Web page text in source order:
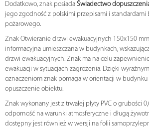
Dodatkowo, znak posiada Świadectwo
jego zgodność z polskimi przepisami i standardami
pożarowego.
Znak Otwieranie drzwi ewakuacyjnych 150x150
informacyjna umieszczana w budynkach,
drzwi ewakuacyjnych. Znak ma na celu
ewakuacji w sytuacjach zagrożenia. Dzięki
oznaczeniom znak pomaga w orientacji w budynku
opuszczenie obiektu.
Znak wykonany jest z trwałej płyty PVC o grubości
odporność na warunki atmosferyczne i długą
dostępny jest również w wersji na folii